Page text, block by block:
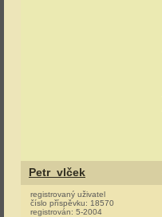
Petr_vlček
registrovaný uživatel
číslo příspěvku: 18570
registrován: 5-2004